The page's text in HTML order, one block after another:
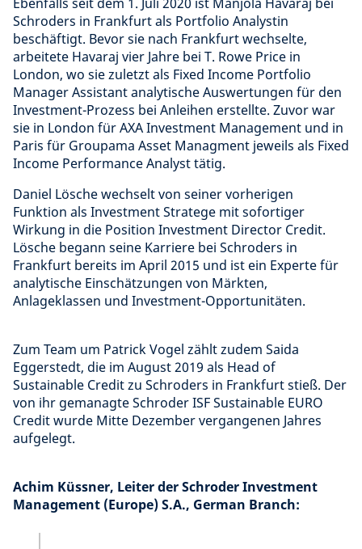
Schroders in Frankfurt als Portfolio Analystin
beschäftigt. Bevor sie nach Frankfurt wechselte,
arbeitete Havaraj vier Jahre bei T. Rowe Price in
London, wo sie zuletzt als Fixed Income Portfolio
Manager Assistant analytische Auswertungen für den
Investment-Prozess bei Anleihen erstellte. Zuvor war
sie in London für AXA Investment Management und in
Paris für Groupama Asset Managment jeweils als Fixed
Income Performance Analyst tätig.
Daniel Lösche wechselt von seiner vorherigen
Funktion als Investment Stratege mit sofortiger
Wirkung in die Position Investment Director Credit.
Lösche begann seine Karriere bei Schroders in
Frankfurt bereits im April 2015 und ist ein Experte für
analytische Einschätzungen von Märkten,
Anlageklassen und Investment-Opportunitäten.
Zum Team um Patrick Vogel zählt zudem Saida
Eggerstedt, die im August 2019 als Head of
Sustainable Credit zu Schroders in Frankfurt stieß. Der
von ihr gemanagte Schroder ISF Sustainable EURO
Credit wurde Mitte Dezember vergangenen Jahres
aufgelegt.
Achim Küssner, Leiter der Schroder Investment
Management (Europe) S.A., German Branch: